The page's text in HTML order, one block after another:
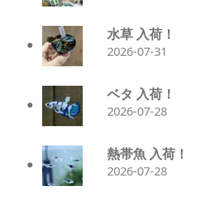
水草 入荷！
2026-07-31
ベタ 入荷！
2026-07-28
熱帯魚 入荷！
2026-07-28